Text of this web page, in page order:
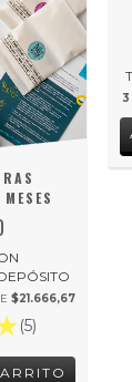
$21.666,67
(5)
3